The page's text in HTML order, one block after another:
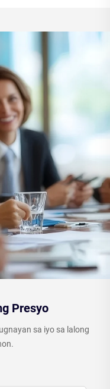
Presyo
sa iyo sa lalong